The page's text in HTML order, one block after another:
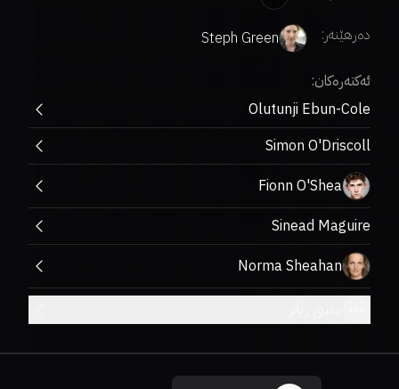
دەرهێنەر:
Steph Green
ئەکتەرەکان:
Olutunji Ebun-Cole
Simon O'Driscoll
Fionn O'Shea
Sinead Maguire
Norma Sheahan